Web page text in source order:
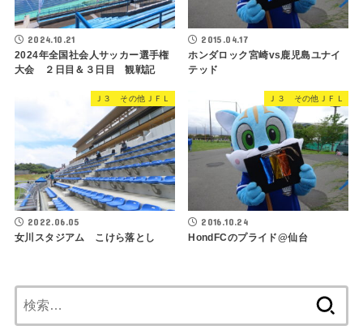
2024.10.21
2024年全国社会人サッカー選手権
大会 ２日目＆３日目 観戦記
2015.04.17
ホンダロック宮崎vs鹿児島ユナイ
テッド
Ｊ３ その他ＪＦＬ
2022.06.05
女川スタジアム こけら落とし
Ｊ３ その他ＪＦＬ
2016.10.24
HondFCのプライド@仙台
索: